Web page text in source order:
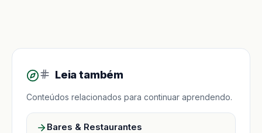
Leia também
Conteúdos relacionados para continuar aprendendo.
Bares & Restaurantes